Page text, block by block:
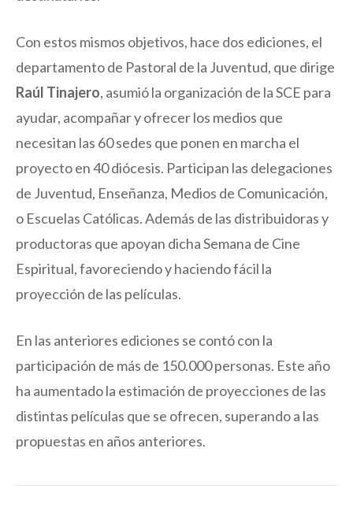
Con estos mismos objetivos, hace dos ediciones, el
departamento de Pastoral de la Juventud, que dirige
Raúl Tinajero, asumió la organización de la SCE para
ayudar, acompañar y ofrecer los medios que
necesitan las 60 sedes que ponen en marcha el
proyecto en 40 diócesis. Participan las delegaciones
de Juventud, Enseñanza, Medios de Comunicación,
o Escuelas Católicas. Además de las distribuidoras y
productoras que apoyan dicha Semana de Cine
Espiritual, favoreciendo y haciendo fácil la
proyección de las películas.
En las anteriores ediciones se contó con la
participación de más de 150.000 personas. Este año
ha aumentado la estimación de proyecciones de las
distintas películas que se ofrecen, superando a las
propuestas en años anteriores.